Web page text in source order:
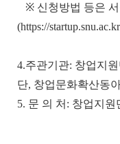
※ 신청방법 등은 서
(https://
4.주관기관: 창업지
단, 창업문화확산동
5. 문 의 처: 창업지원